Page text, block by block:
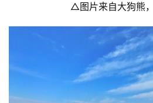
△图片来自大狗熊